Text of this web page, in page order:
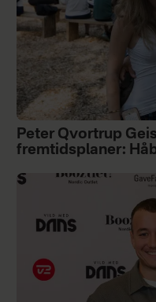
Peter Qvortrup
fremtidsplaner: